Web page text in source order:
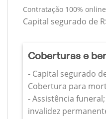
Contratação 100%
Capital segurado de
Coberturas e
- Capital segurado
Cobertura para
- Assistência
invalidez